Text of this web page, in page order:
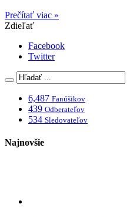
Prečítať viac »
Zdieľať
Facebook
Twitter
6,487 Fanúšikov
439 Odberateľov
534 Sledovateľov
Najnovšie